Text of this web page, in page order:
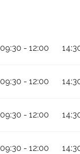
09:30 - 12:00
09:30 - 12:00
09:30 - 12:00
09:30 - 12:00